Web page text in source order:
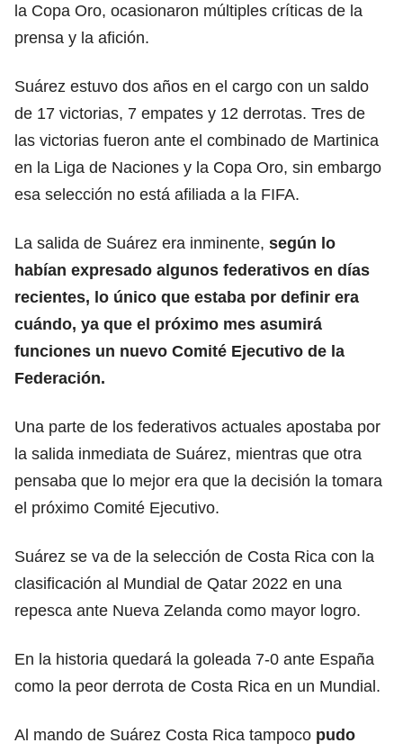
la Copa Oro, ocasionaron múltiples críticas de la
prensa y la afición.
Suárez estuvo dos años en el cargo con un saldo
de 17 victorias, 7 empates y 12 derrotas. Tres de
las victorias fueron ante el combinado de Martinica
en la Liga de Naciones y la Copa Oro, sin embargo
esa selección no está afiliada a la FIFA.
La salida de Suárez era inminente, según lo
habían expresado algunos federativos en días
recientes, lo único que estaba por definir era
cuándo, ya que el próximo mes asumirá
funciones un nuevo Comité Ejecutivo de la
Federación.
Una parte de los federativos actuales apostaba por
la salida inmediata de Suárez, mientras que otra
pensaba que lo mejor era que la decisión la tomara
el próximo Comité Ejecutivo.
Suárez se va de la selección de Costa Rica con la
clasificación al Mundial de Qatar 2022 en una
repesca ante Nueva Zelanda como mayor logro.
En la historia quedará la goleada 7-0 ante España
como la peor derrota de Costa Rica en un Mundial.
Al mando de Suárez Costa Rica tampoco pudo